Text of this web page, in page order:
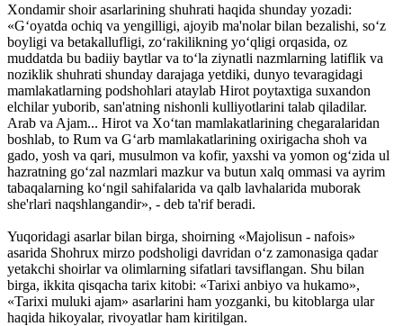
Xondamir shoir asarlarining shuhrati haqida shunday yozadi:
«G‘oyatda ochiq va yengilligi, ajoyib ma'nolar bilan bezalishi, so‘z
boyligi va betakallufligi, zo‘rakilikning yo‘qligi orqa­sida, oz
muddatda bu badiiy baytlar va to‘la ziynatli nazmlarning latiflik va
noziklik shuhrati shunday darajaga yetdiki, dunyo tevaragidagi
mamlakatlarning podshohlari ataylab Hirot poytaxtiga suxandon
elchilar yuborib, san'atning nishonli kulliyotlarini talab qiladilar.
Arab va Ajam... Hirot va Xo‘tan mamlakatlarining chegaralaridan
boshlab, to Rum va G‘arb mamlakatlarining oxirigacha shoh va
gado, yosh va qari, musulmon va kofir, yaxshi va yomon og‘zida ul
hazratning go‘zal nazmlari mazkur va butun xalq ommasi va ayrim
tabaqalarning ko‘ngil sahifalarida va qalb lavhalarida muborak
she'rlari naq­shlangandir», - deb ta'rif beradi.
Yuqoridagi asarlar bilan birga, shoirning «Majolisun - nafois»
asarida Shohrux mirzo podsholigi davridan o‘z zamonasiga qadar
yetakchi shoirlar va olimlarning sifatlari tavsiflangan. Shu bilan
birga, ikkita qisqacha tarix kitobi: «Tarixi anbiyo va hukamo»,
«Tarixi muluki ajam» asarlarini ham yozganki, bu kitoblarga ular
haqida hikoyalar, rivoyatlar ham kiritilgan.